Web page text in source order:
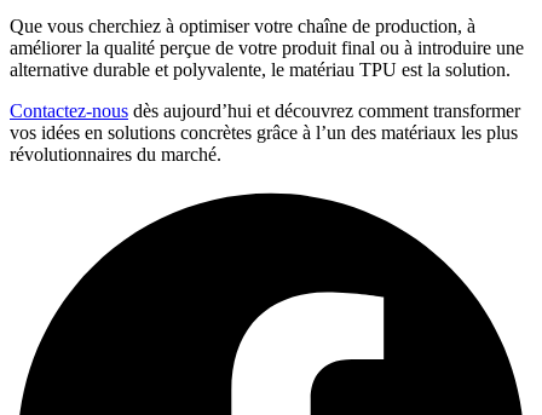
Que vous cherchiez à optimiser votre chaîne de production, à
améliorer la qualité perçue de votre produit final ou à introduire une
alternative durable et polyvalente, le matériau TPU est la solution.
Contactez-nous dès aujourd’hui et découvrez comment transformer
vos idées en solutions concrètes grâce à l’un des matériaux les plus
révolutionnaires du marché.